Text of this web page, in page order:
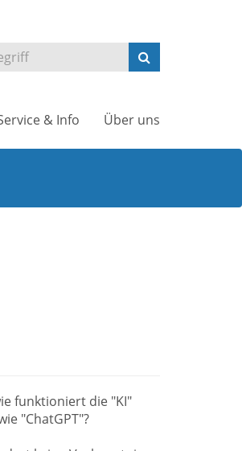
& Info Über uns
funktioniert die "KI"
"ChatGPT"?